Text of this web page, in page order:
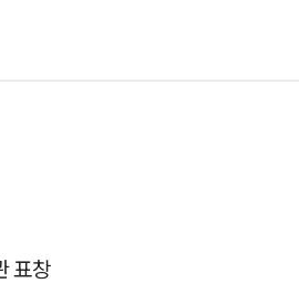
표창